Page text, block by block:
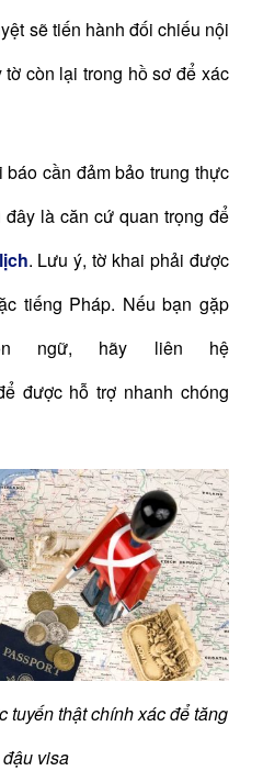
sẽ tiến hành đối chiếu nội
còn lại trong hồ sơ để xác
cần đảm bảo trung thực
là căn cứ quan trọng để
. Lưu ý, tờ khai phải được
tiếng Pháp. Nếu bạn gặp
ngữ, hãy liên hệ
được hỗ trợ nhanh chóng
tuyến thật chính xác để tăng
visa